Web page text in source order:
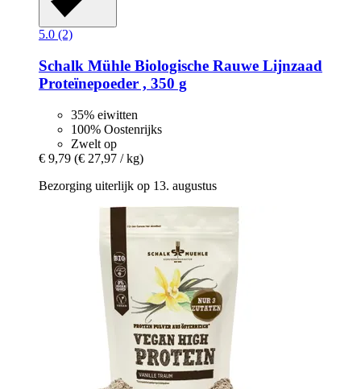
5.0 (2)
Schalk Mühle Biologische Rauwe Lijnzaad
Proteïnepoeder , 350 g
35% eiwitten
100% Oostenrijks
Zwelt op
€ 9,79 (€ 27,97 / kg)
Bezorging uiterlijk op 13. augustus